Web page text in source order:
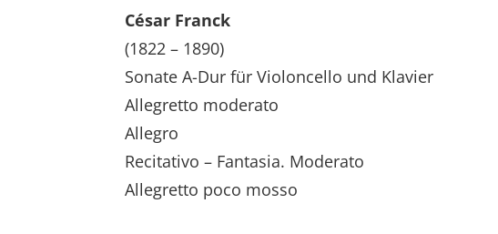
César Franck
(1822 – 1890)
Sonate A-Dur für Violoncello und Klavier
Allegretto moderato
Allegro
Recitativo – Fantasia. Moderato
Allegretto poco mosso